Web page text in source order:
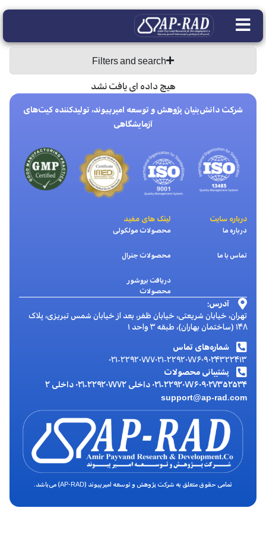
Filters and search
هیچ داده ای یافت نشد
شرکت دانش‌بنیان پژوهش و توسعه امیرپیوند، تولیدکننده کیت‌های
آزمایشگاهی
درباره سایت
درباره ما
تماس با ما
لینک های مفید
محصولات مولکولی
محصولات جنرال
دریافت بروشور
محصولات
آدرس:
تهران، خیابان شریعتی، خیابان ظفر، بعد از خیابان شمس تبریزی، پلاک
۱۴۸ (ساختمان بهاران)، طبقه ۳ واحد ۱
شماره‌های تماس
۰۹۰۲۴۳۲۲۴۱۳۰۲۱-۲۲۹۲۰۷۷۶۰۲۱-۲۲۹۲۰۷۷۷
پشتیبانی محصولات
۰۹۰۲۷۳۵۲۵۳۴۰۲۱-۲۲۹۲۰۷۷۶ داخلی ۲
۰۲۱-۲۲۹۲۰۷۷۷ داخلی ۲
support@ap-rad.com
تمامی حقوق متعلق به شرکت پژوهش و توسعه امیرپیوند (AP-RAD) می‌باشد.